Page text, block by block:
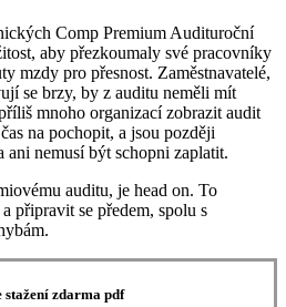
roční
aby přezkoumaly své pracovníky
mzdy pro přesnost. Zaměstnavatelé,
se brzy, by z auditu neměli mít
mnoho organizací zobrazit audit
na pochopit, a jsou později
ani nemusí být schopni zaplatit.
auditu, je head on. To
připravit se předem, spolu s
zdarma pdf